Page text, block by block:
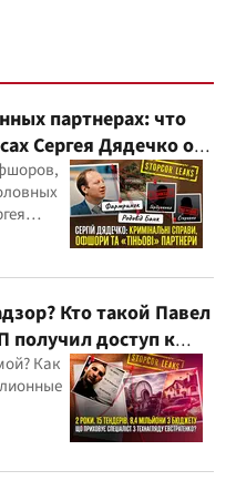
партнерах: что
Сергея Дядечко от
Кто такой Павел
получил доступ к
Как